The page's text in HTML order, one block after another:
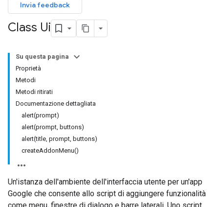
Invia feedback
Class Ui
Su questa pagina
Proprietà
Metodi
Metodi ritirati
Documentazione dettagliata
alert(prompt)
alert(prompt, buttons)
alert(title, prompt, buttons)
createAddonMenu()
Un'istanza dell'ambiente dell'interfaccia utente per un'app
Google che consente allo script di aggiungere funzionalità